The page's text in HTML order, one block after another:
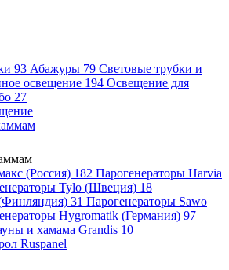
93 Абажуры 79 Световые трубки и
освещение 194 Освещение для
27
(Россия) 182 Парогенераторы Harvia
Tylo (Швеция) 18
31 Парогенераторы Sawo
Hygromatik (Германия) 97
и хамама Grandis 10
Ruspanel